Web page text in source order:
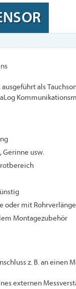
als
Gerinne usw.
oder mit
Montagezubehör
z. B. an einen
externen